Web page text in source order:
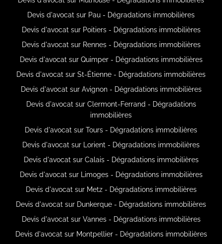
Devis d'avocat sur Pau - Dégradations immobilières
Devis d'avocat sur Poitiers - Dégradations immobilières
Devis d'avocat sur Rennes - Dégradations immobilières
Devis d'avocat sur Quimper - Dégradations immobilières
Devis d'avocat sur St-Étienne - Dégradations immobilières
Devis d'avocat sur Avignon - Dégradations immobilières
Devis d'avocat sur Clermont-Ferrand - Dégradations
immobilières
Devis d'avocat sur Tours - Dégradations immobilières
Devis d'avocat sur Lorient - Dégradations immobilières
Devis d'avocat sur Calais - Dégradations immobilières
Devis d'avocat sur Limoges - Dégradations immobilières
Devis d'avocat sur Metz - Dégradations immobilières
Devis d'avocat sur Dunkerque - Dégradations immobilières
Devis d'avocat sur Vannes - Dégradations immobilières
Devis d'avocat sur Montpellier - Dégradations immobilières